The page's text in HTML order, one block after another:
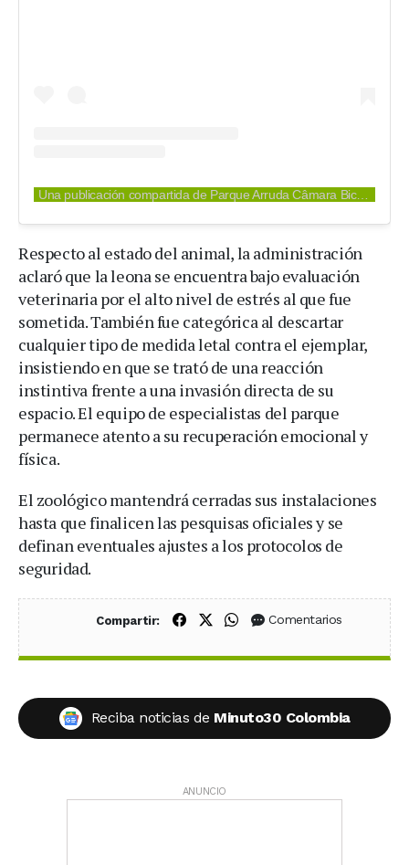
Una publicación compartida de Parque Arruda Câmara Bica (@parquedabica)
Respecto al estado del animal, la administración
aclaró que la leona se encuentra bajo evaluación
veterinaria por el alto nivel de estrés al que fue
sometida. También fue categórica al descartar
cualquier tipo de medida letal contra el ejemplar,
insistiendo en que se trató de una reacción
instintiva frente a una invasión directa de su
espacio. El equipo de especialistas del parque
permanece atento a su recuperación emocional y
física.
El zoológico mantendrá cerradas sus instalaciones
hasta que finalicen las pesquisas oficiales y se
definan eventuales ajustes a los protocolos de
seguridad.
Compartir: Compartir en Facebook
Compartir en X (Twitter)
Compartir en WhatsApp
Comentarios
Reciba noticias de Minuto30 Colombia
ANUNCIO